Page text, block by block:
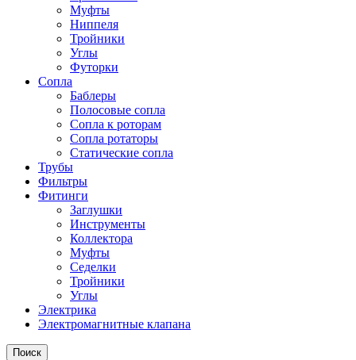
Муфты
Ниппеля
Тройники
Углы
Футорки
Сопла
Баблеры
Полосовые сопла
Сопла к роторам
Сопла ротаторы
Статические сопла
Трубы
Фильтры
Фитинги
Заглушки
Инструменты
Коллектора
Муфты
Седелки
Тройники
Углы
Электрика
Электромагнитные клапана
Поиск